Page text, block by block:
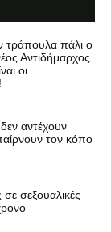
τράπουλα πάλι ο
Αντιδήμαρχος
οι
αντέχουν
τον κόπο
σεξουαλικές